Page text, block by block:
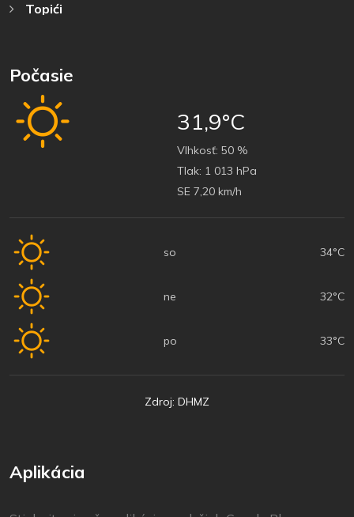
Topići
Počasie
31,9°C
Vlhkosť: 50 %
Tlak: 1 013 hPa
SE 7,20 km/h
so 34°C
ne 32°C
po 33°C
Zdroj: DHMZ
Aplikácia